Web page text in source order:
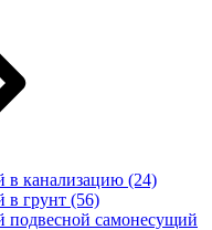
в канализацию (24)
в грунт (56)
подвесной самонесущий